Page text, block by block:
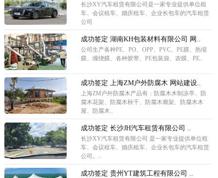
长沙XY汽车租赁有限公司是一家专业提供单位租
车、会议租车、婚庆租车、企业长包车的汽车租赁
公司
成功签定 湖南KH包装材料有限公司 网..
公司生产各种PE、PO、OPP、PVC、PE膜、热缩
膜、缠绕膜、各种胶带、PE包装袋、农膜、PE..
成功签定 上海ZM户外防腐木 网站建设..
上海ZM户外防腐木产品有：防腐木木制凉亭、防
腐木花架、防腐木秋千、防腐木廊架、防腐木木
屋、防腐木..
成功签定 长沙JH汽车租赁有限公司 ..
长沙XY汽车租赁有限公司 是一家专业提供单位租
车、会议租车、婚庆租车、企业长包车的汽车租赁
公司。..
成功签定 贵州YT建筑工程有限公司 ..